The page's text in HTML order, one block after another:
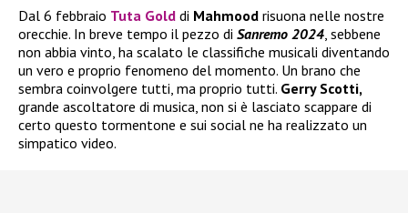
Dal 6 febbraio Tuta Gold di Mahmood risuona nelle nostre
orecchie. In breve tempo il pezzo di Sanremo 2024, sebbene
non abbia vinto, ha scalato le classifiche musicali diventando
un vero e proprio fenomeno del momento. Un brano che
sembra coinvolgere tutti, ma proprio tutti. Gerry Scotti,
grande ascoltatore di musica, non si è lasciato scappare di
certo questo tormentone e sui social ne ha realizzato un
simpatico video.